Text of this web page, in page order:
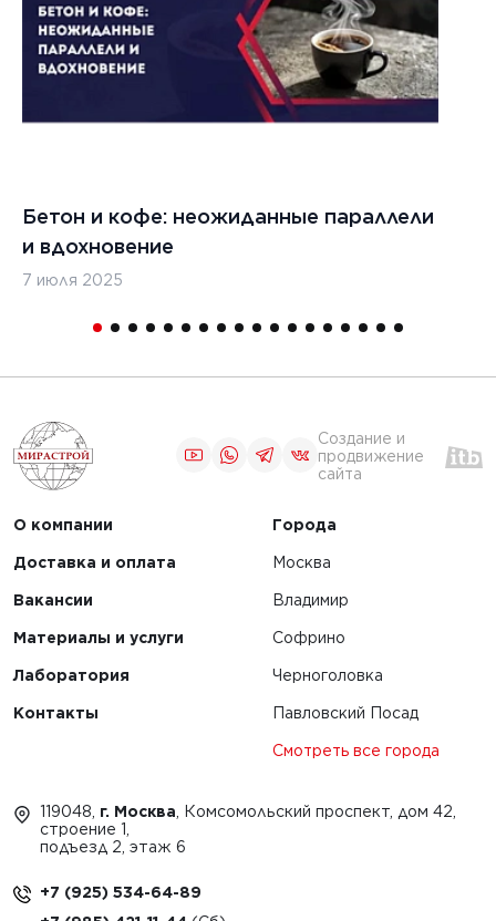
Бетон и кофе: неожиданные параллели
и вдохновение
7 июля 2025
Создание и
продвижение
сайта
О компании
Доставка и оплата
Вакансии
Материалы и услуги
Лаборатория
Контакты
Города
Москва
Владимир
Софрино
Черноголовка
Павловский Посад
Смотреть все города
119048, г. Москва , Комсомольский проспект, дом 42,
строение 1,
подъезд 2, этаж 6
+7 (925) 534-64-89